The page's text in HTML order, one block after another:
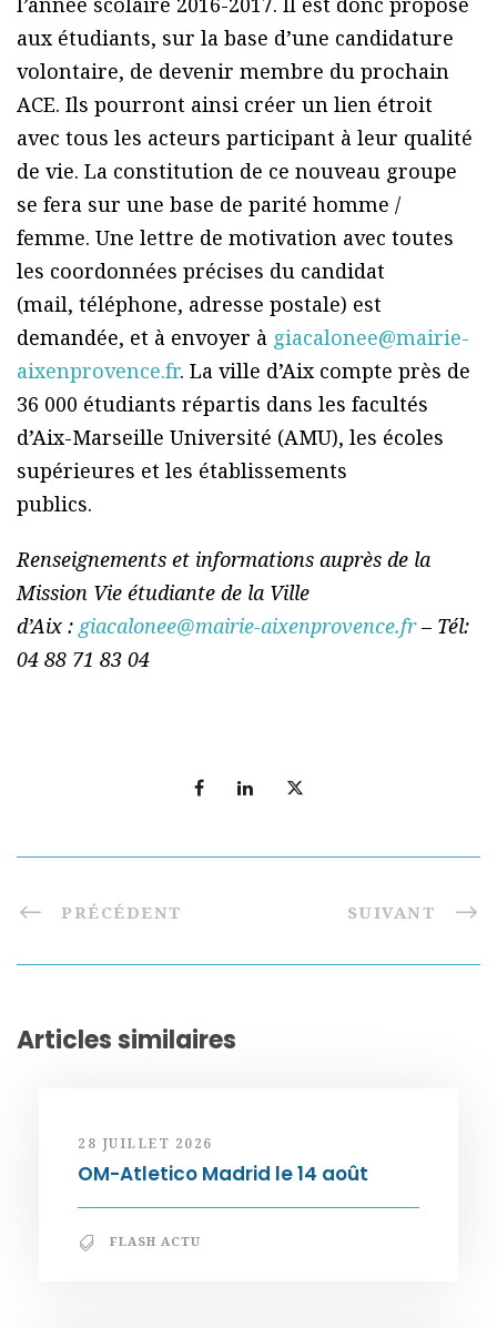
aux étudiants, sur la base d’une candidature
volontaire, de devenir membre du prochain
ACE. Ils pourront ainsi créer un lien étroit
avec tous les acteurs participant à leur qualité
de vie. La constitution de ce nouveau groupe
se fera sur une base de parité homme /
femme. Une lettre de motivation avec toutes
les coordonnées précises du candidat
(mail, téléphone, adresse postale) est
demandée, et à envoyer à giacalonee@mairie-
aixenprovence.fr. La ville d’Aix compte près de
36 000 étudiants répartis dans les facultés
d’Aix-Marseille Université (AMU), les écoles
supérieures et les établissements
publics.
Renseignements et informations auprès de la
Mission Vie étudiante de la Ville
d’Aix : giacalonee@mairie-aixenprovence.fr– Tél:
04 88 71 83 04
PRÉCÉDENT SUIVANT
Articles similaires
28 JUILLET 2026
OM-Atletico Madrid le 14 août
FLASH ACTU